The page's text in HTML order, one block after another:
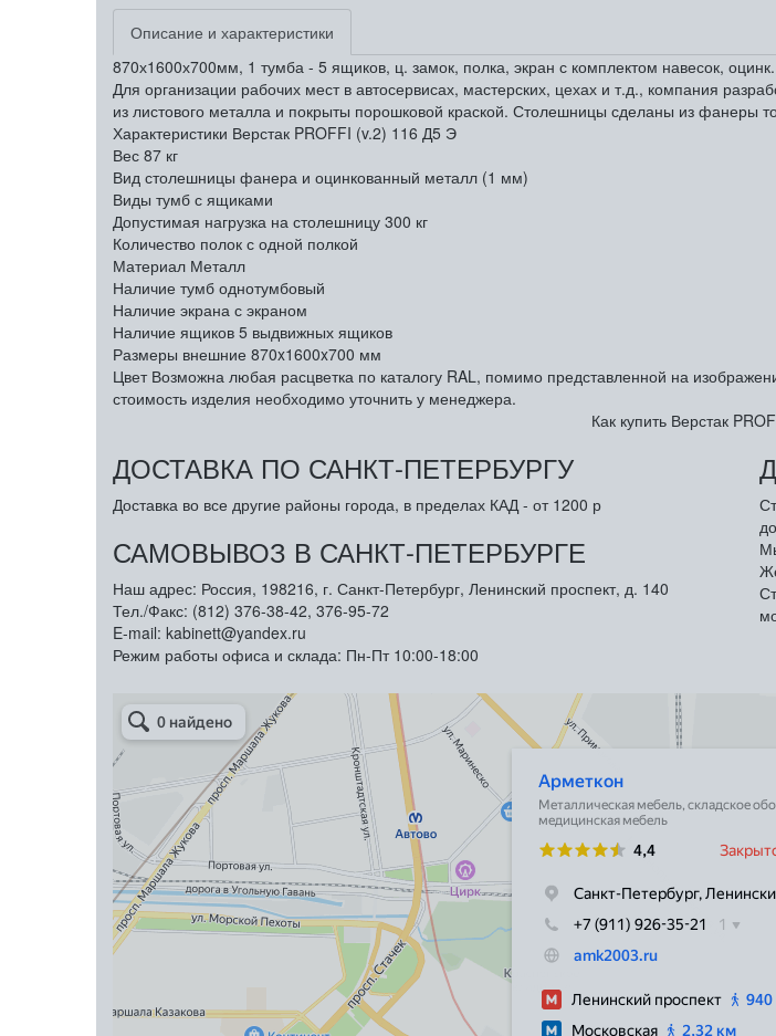
Описание и характеристики
870х1600х700мм, 1 тумба - 5 ящиков, ц. замок, полка, экран с комплектом навесок,
Для организации рабочих мест в автосервисах, мастерских, цехах и т.д., компания
из листового металла и покрыты порошковой краской. Столешницы сделаны из
Характеристики Верстак PROFFI (v.2) 116 Д5 Э
Вес 87 кг
Вид столешницы фанера и оцинкованный металл (1 мм)
Виды тумб с ящиками
Допустимая нагрузка на столешницу 300 кг
Количество полок с одной полкой
Материал Металл
Наличие тумб однотумбовый
Наличие экрана с экраном
Наличие ящиков 5 выдвижных ящиков
Размеры внешние 870x1600x700 мм
Цвет Возможна любая расцветка по каталогу RAL, помимо представленной на
стоимость изделия необходимо уточнить у менеджера.
Как купить Верстак
ДОСТАВКА ПО САНКТ-ПЕТЕРБУРГУ
Доставка во все другие районы города, в пределах КАД - от 1200 р
САМОВЫВОЗ В САНКТ-ПЕТЕРБУРГЕ
Наш адрес: Россия, 198216, г. Санкт-Петербург, Ленинский проспект, д. 140
Тел./Факс: (812) 376-38-42, 376-95-72
E-mail: kabinett@yandex.ru
Режим работы офиса и склада: Пн-Пт 10:00-18:00
Металлическая мебель в Санкт‑Петербурге
Торговое оборудование в Санкт‑Петербурге